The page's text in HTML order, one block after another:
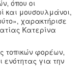
όπου οι
και μουσουλμάνοι,
χαρακτήρισε
Κατερίνα
τοπικών φορέων,
ενότητας για την